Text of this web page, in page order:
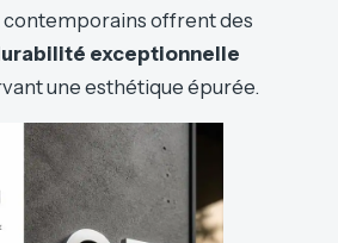
contemporains offrent des
exceptionnelle
une esthétique épurée.